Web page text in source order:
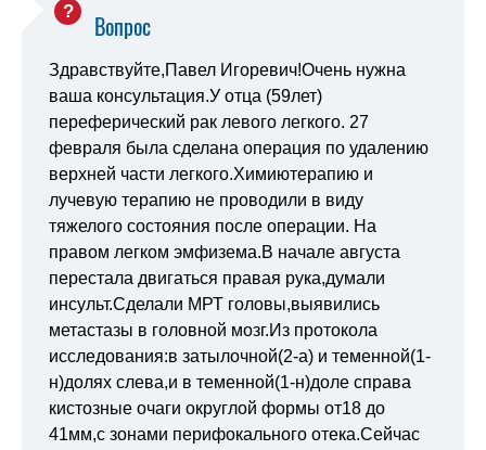
Вопрос
Здравствуйте,Павел Игоревич!Очень нужна
ваша консультация.У отца (59лет)
переферический рак левого легкого. 27
февраля была сделана операция по удалению
верхней части легкого.Химиютерапию и
лучевую терапию не проводили в виду
тяжелого состояния после операции. На
правом легком эмфизема.В начале августа
перестала двигаться правая рука,думали
инсульт.Сделали МРТ головы,выявились
метастазы в головной мозг.Из протокола
исследования:в затылочной(2-а) и теменной(1-
н)долях слева,и в теменной(1-н)доле справа
кистозные очаги округлой формы от18 до
41мм,с зонами перифокального отека.Сейчас